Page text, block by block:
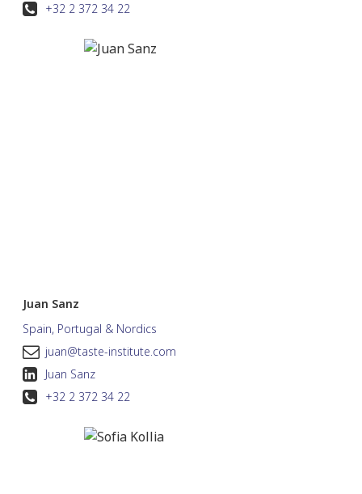
+32 2 372 34 22
Juan Sanz
Spain, Portugal & Nordics
juan@taste-institute.com
Juan Sanz
+32 2 372 34 22